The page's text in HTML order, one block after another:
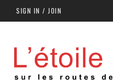
SIGN IN / JOIN